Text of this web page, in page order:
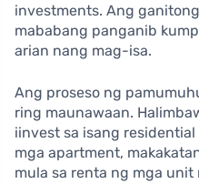
investments. Ang
mababang panganib
arian nang mag-isa.
Ang proseso ng
ring maunawaan.
iinvest sa isang
mga apartment,
mula sa renta ng mga